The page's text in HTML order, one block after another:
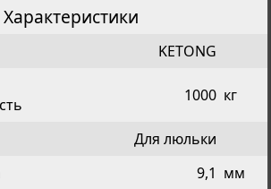
Характеристики
KETONG
1000 кг
Для люльки
9,1 мм